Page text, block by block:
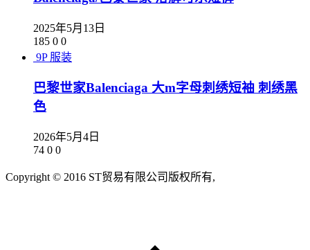
2025年5月13日
185 0 0
9P 服装
巴黎世家Balenciaga 大m字母刺绣短袖 刺绣黑
色
2026年5月4日
74 0 0
Copyright © 2016 ST贸易有限公司版权所有,